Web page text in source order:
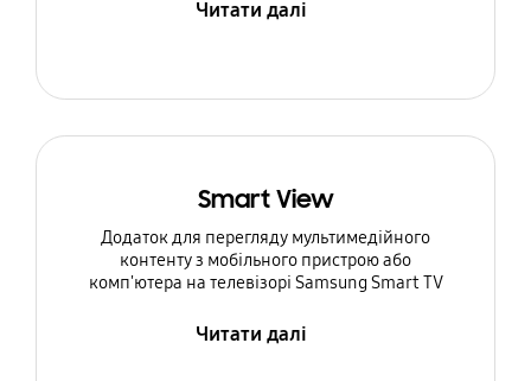
Читати далі
Smart View
Додаток для перегляду мультимедійного
контенту з мобільного пристрою або
комп'ютера на телевізорі Samsung Smart TV
Читати далі